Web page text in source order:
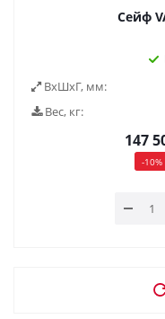
Сейф
ВxШxГ, мм:
Вес, кг:
147
-10%